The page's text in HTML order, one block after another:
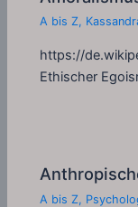
A bis Z,
https://
Ethischer
A bis Z,